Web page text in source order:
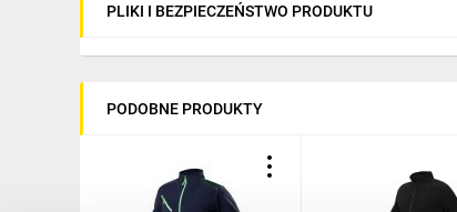
PLIKI I BEZPIECZEŃSTWO PRODUKTU
PODOBNE PRODUKTY